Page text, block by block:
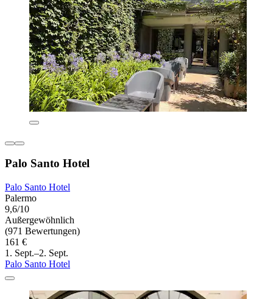
Palo Santo Hotel
Palo Santo Hotel
Palermo
9,6/10
Außergewöhnlich
(971 Bewertungen)
161 €
1. Sept.–2. Sept.
Palo Santo Hotel